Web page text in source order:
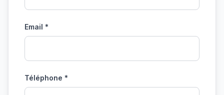
Email *
Téléphone *